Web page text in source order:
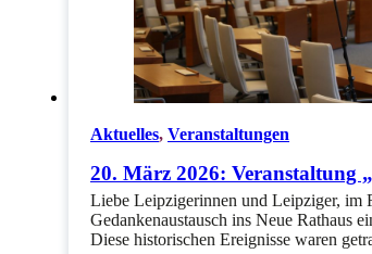
Aktuelles, Veranstaltungen
20. März 2026: Veranstaltung
Liebe Leipzigerinnen und Leipziger, im
Gedankenaustausch ins Neue Rathaus
Diese historischen Ereignisse waren